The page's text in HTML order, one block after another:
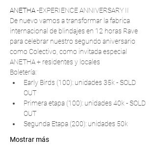
ANETHA -EXPERIENCE ANNIVERSARY II
De nuevo vamos a transformar la fabrica
internacional de blindajes en 12 horas Rave
para celebrar nuestro segundo aniversario
como Colectivo, como invitada especial
ANETHA + residentes y locales
Boletería:
Early Birds (100): unidades 35k - SOLD
OUT
Primera etapa (100): unidades 40k - SOLD
OUT
Segunda Etapa (200): unidades 50k
Mostrar más